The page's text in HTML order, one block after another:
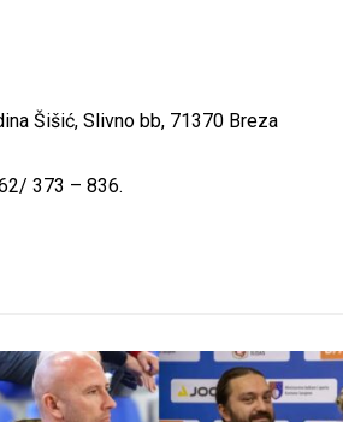
Šišić, Slivno bb, 71370 Breza
373 – 836.